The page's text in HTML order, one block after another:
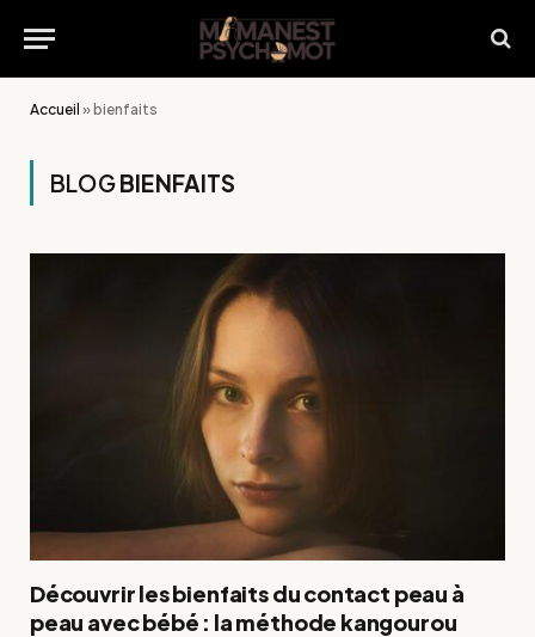
Accueil » bienfaits
BLOGBIENFAITS
Découvrir les bienfaits du contact peau à
peau avec bébé : la méthode kangourou